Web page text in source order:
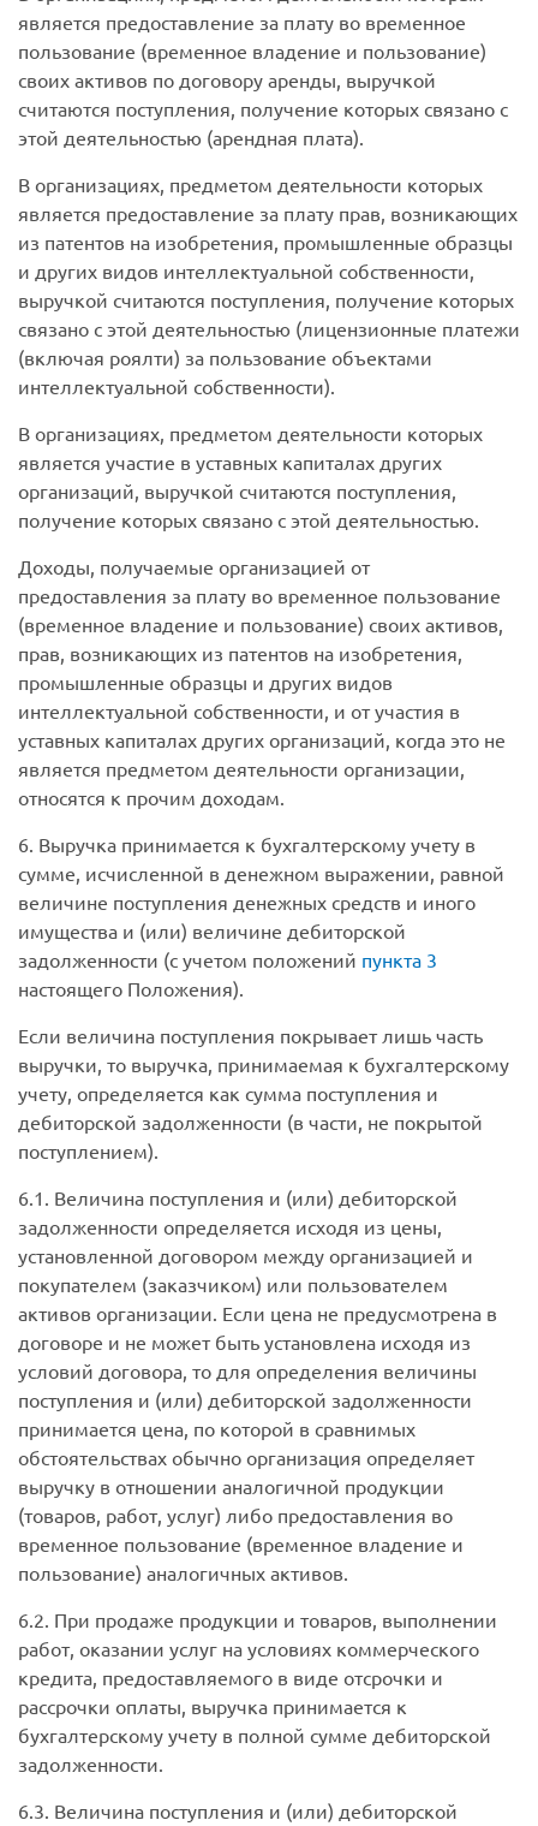
является предоставление за плату во временное
пользование (временное владение и пользование)
своих активов по договору аренды, выручкой
считаются поступления, получение которых связано с
этой деятельностью (арендная плата).
В организациях, предметом деятельности которых
является предоставление за плату прав, возникающих
из патентов на изобретения, промышленные образцы
и других видов интеллектуальной собственности,
выручкой считаются поступления, получение которых
связано с этой деятельностью (лицензионные платежи
(включая роялти) за пользование объектами
интеллектуальной собственности).
В организациях, предметом деятельности которых
является участие в уставных капиталах других
организаций, выручкой считаются поступления,
получение которых связано с этой деятельностью.
Доходы, получаемые организацией от
предоставления за плату во временное пользование
(временное владение и пользование) своих активов,
прав, возникающих из патентов на изобретения,
промышленные образцы и других видов
интеллектуальной собственности, и от участия в
уставных капиталах других организаций, когда это не
является предметом деятельности организации,
относятся к прочим доходам.
6. Выручка принимается к бухгалтерскому учету в
сумме, исчисленной в денежном выражении, равной
величине поступления денежных средств и иного
имущества и (или) величине дебиторской
задолженности (с учетом положений пункта 3
настоящего Положения).
Если величина поступления покрывает лишь часть
выручки, то выручка, принимаемая к бухгалтерскому
учету, определяется как сумма поступления и
дебиторской задолженности (в части, не покрытой
поступлением).
6.1. Величина поступления и (или) дебиторской
задолженности определяется исходя из цены,
установленной договором между организацией и
покупателем (заказчиком) или пользователем
активов организации. Если цена не предусмотрена в
договоре и не может быть установлена исходя из
условий договора, то для определения величины
поступления и (или) дебиторской задолженности
принимается цена, по которой в сравнимых
обстоятельствах обычно организация определяет
выручку в отношении аналогичной продукции
(товаров, работ, услуг) либо предоставления во
временное пользование (временное владение и
пользование) аналогичных активов.
6.2. При продаже продукции и товаров, выполнении
работ, оказании услуг на условиях коммерческого
кредита, предоставляемого в виде отсрочки и
рассрочки оплаты, выручка принимается к
бухгалтерскому учету в полной сумме дебиторской
задолженности.
6.3. Величина поступления и (или) дебиторской